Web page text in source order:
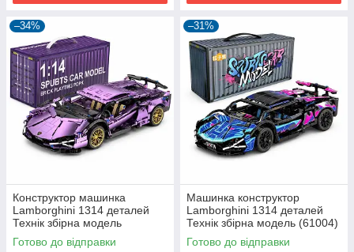
–34%
Конструктор машинка
Lamborghini 1314 деталей
Технік збірна модель
Фіолетовий (61003)
Готово до відправки
–31%
Машинка конструктор
Lamborghini 1314 деталей
Технік збірна модель (61004)
Готово до відправки